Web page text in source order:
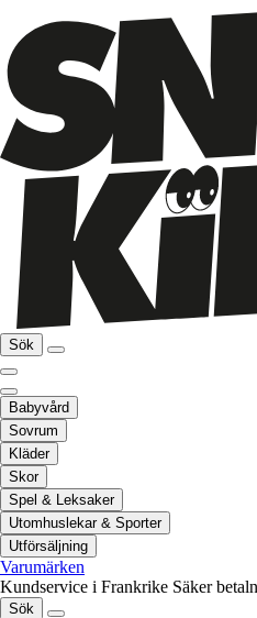
Sök
Babyvård
Sovrum
Kläder
Skor
Spel & Leksaker
Utomhuslekar & Sporter
Utförsäljning
Varumärken
Kundservice i Frankrike Säker
Sök